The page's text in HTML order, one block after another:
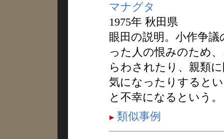
マナグタ
1975年 秋田県
眼田の説明。小作争
った人の恨みのため
らわされたり、親類
気になったりすると
と不幸になるという。
類似事例